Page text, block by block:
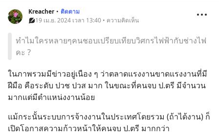
Kreacher • ติดตาม
19 เม.ย. 2024 เวลา 13:40 • ความคิดเห็น
ทำไมใครหลายๆคนชอบเปรียบเทียบวิศกรไฟฟ้ากับช่างไฟ
คะ ?
ในภาพรวมมีข่าวอยู่เนือง ๆ ว่าตลาดแรงงานขาดแรงงานที่มี
ฝีมือ คือระดับ ปวช ปวส มาก ในขณะที่คนจบ ป.ตรี มีจำนวน
มากแต่มีตำแหน่งงานน้อย
แม้กระนั้นระบบการจ้างงานในประเทศโดยรวม (ถ้าได้งาน) ก็
เปิดโอกาสความก้าวหน้าให้คนจบ ป.ตรี มากกว่า